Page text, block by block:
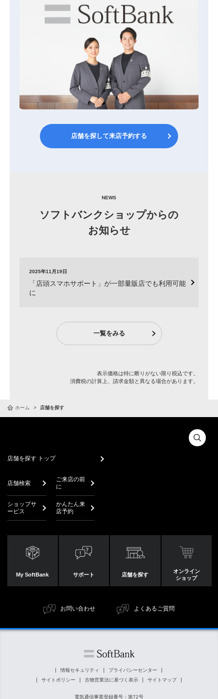
店舗を探して来店予約する
NEWS
ソフトバンクショップからの
お知らせ
2025年11月19日
「店頭スマホサポート」が一部量販店でも利用可能
に
一覧をみる
表示価格は特に断りがない限り税込です。
消費税の計算上、請求金額と異なる場合があります。
ホーム 店舗を探す
店舗を探す トップ
店舗検索
ご来店の前
に
ショップサ
ービス
かんたん来
店予約
My SoftBank サポート 店舗を探す
オンライン
ショップ
お問い合わせ よくあるご質問
情報セキュリティ
プライバシーセンター
サイトポリシー
古物営業法に基づく表示 サイトマップ
電気通信事業登録番号：第72号